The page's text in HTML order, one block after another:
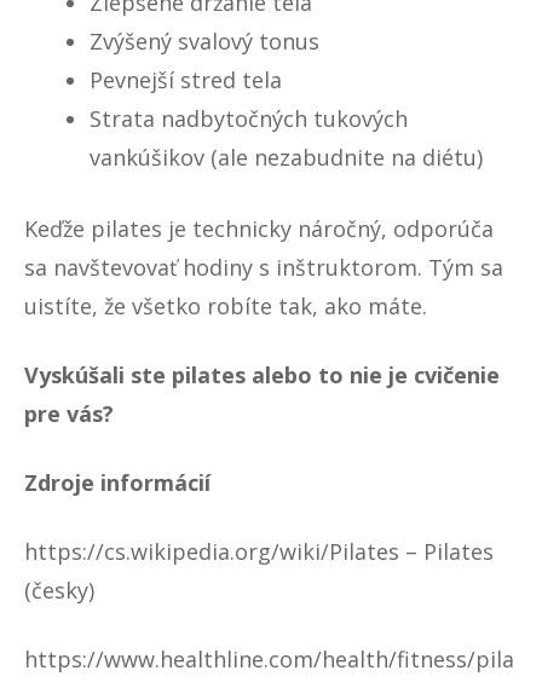
Zvýšený svalový tonus
Pevnejší stred tela
Strata nadbytočných tukových
vankúšikov (ale nezabudnite na diétu)
Keďže pilates je technicky náročný, odporúča
sa navštevovať hodiny s inštruktorom. Tým sa
uistíte, že všetko robíte tak, ako máte.
Vyskúšali ste pilates alebo to nie je cvičenie
pre vás?
Zdroje informácií
https://cs.wikipedia.org/wiki/Pilates – Pilates
(česky)
https://www.healthline.com/health/fitness/pila